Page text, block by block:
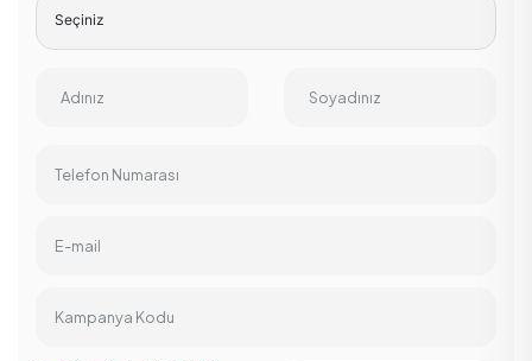
Adınız Soyadınız
Telefon Numarası
E-mail
Kampanya Kodu